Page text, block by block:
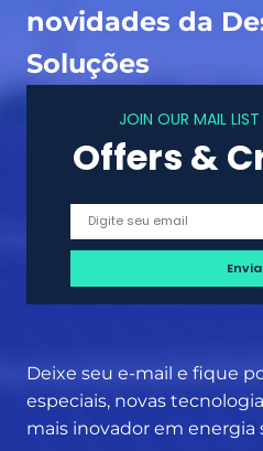
l
”
c
r
c
e
m
3
9
a
c
o
novidades da
Soluções
JOIN OUR MAIL LIST
Offers &
Deixe seu e-mail e fique
especiais, novas
mais inovador em energia